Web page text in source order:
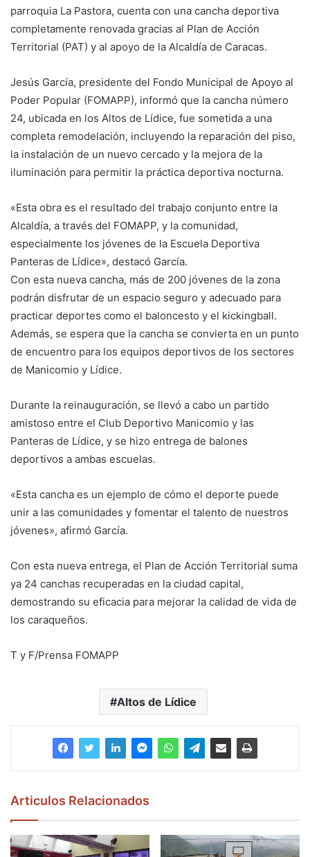
parroquia La Pastora, cuenta con una cancha deportiva
completamente renovada gracias al Plan de Acción
Territorial (PAT) y al apoyo de la Alcaldía de Caracas.
Jesús García, presidente del Fondo Municipal de Apoyo al
Poder Popular (FOMAPP), informó que la cancha número
24, ubicada en los Altos de Lídice, fue sometida a una
completa remodelación, incluyendo la reparación del piso,
la instalación de un nuevo cercado y la mejora de la
iluminación para permitir la práctica deportiva nocturna.
«Esta obra es el resultado del trabajo conjunto entre la
Alcaldía, a través del FOMAPP, y la comunidad,
especialmente los jóvenes de la Escuela Deportiva
Panteras de Lídice», destacó García.
Con esta nueva cancha, más de 200 jóvenes de la zona
podrán disfrutar de un espacio seguro y adecuado para
practicar deportes como el baloncesto y el kickingball.
Además, se espera que la cancha se convierta en un punto
de encuentro para los equipos deportivos de los sectores
de Manicomio y Lídice.
Durante la reinauguración, se llevó a cabo un partido
amistoso entre el Club Deportivo Manicomio y las
Panteras de Lídice, y se hizo entrega de balones
deportivos a ambas escuelas.
«Esta cancha es un ejemplo de cómo el deporte puede
unir a las comunidades y fomentar el talento de nuestros
jóvenes», afirmó García.
Con esta nueva entrega, el Plan de Acción Territorial suma
ya 24 canchas recuperadas en la ciudad capital,
demostrando su eficacia para mejorar la calidad de vida de
los caraqueños.
T y F/Prensa FOMAPP
Altos de Lídice
Articulos Relacionados